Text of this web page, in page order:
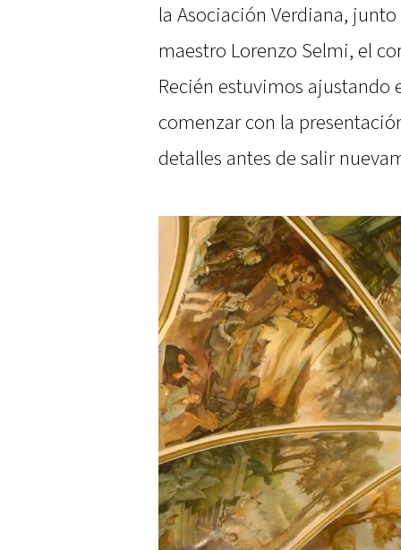
la Asociación Verdiana,
maestro Lorenzo Selmi, el
Recién estuvimos ajustando
comenzar con la
detalles antes de salir